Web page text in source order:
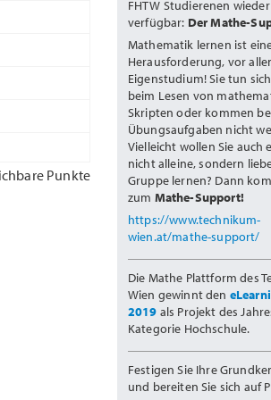
Punkte
FHTW Studierenen wieder
verfügbar: Der Mathe-
Mathematik lernen ist
Herausforderung, vor
Eigenstudium! Sie tun
beim Lesen von
Skripten oder kommen
Übungsaufgaben nicht
Vielleicht wollen Sie auch
nicht alleine, sondern
Gruppe lernen? Dann
zum Mathe-Support!
https://www.technikum-
wien.at/mathe-support/
Die Mathe Plattform des
Wien gewinnt den
2019 als Projekt des
Kategorie Hochschule.
Festigen Sie Ihre
und bereiten Sie sich auf